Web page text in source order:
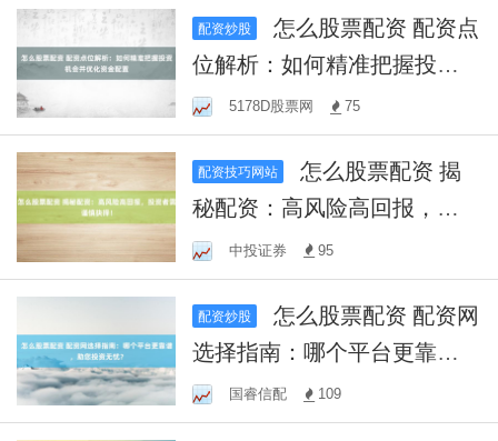
配资炒股
怎么股票配资 配资点
位解析：如何精准把握投资
机会并优化资金配置
5178D股票网 75
配资技巧网站
怎么股票配资 揭
秘配资：高风险高回报，投
资者需谨慎抉择！
中投证券 95
配资炒股
怎么股票配资 配资网
选择指南：哪个平台更靠
谱，助您投资无忧？
国睿信配 109